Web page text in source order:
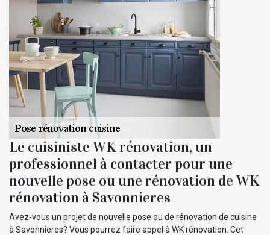
Le cuisiniste WK rénovation, un
professionnel à contacter pour une
nouvelle pose ou une rénovation de WK
rénovation à Savonnieres
Avez-vous un projet de nouvelle pose ou de rénovation de cuisine
à Savonnieres? Vous pourrez faire appel à WK rénovation. Cet